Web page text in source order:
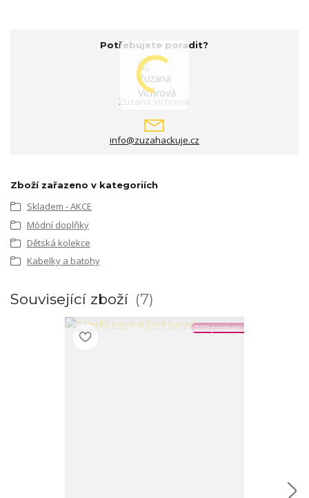
Potřebujete poradit?
Zuzana Vichrová
info@zuzahackuje.cz
Zboží zařazeno v kategoriích
Skladem - AKCE
Módní doplňky
Dětská kolekce
Kabelky a batohy
Související zboží 7
TOP produkt